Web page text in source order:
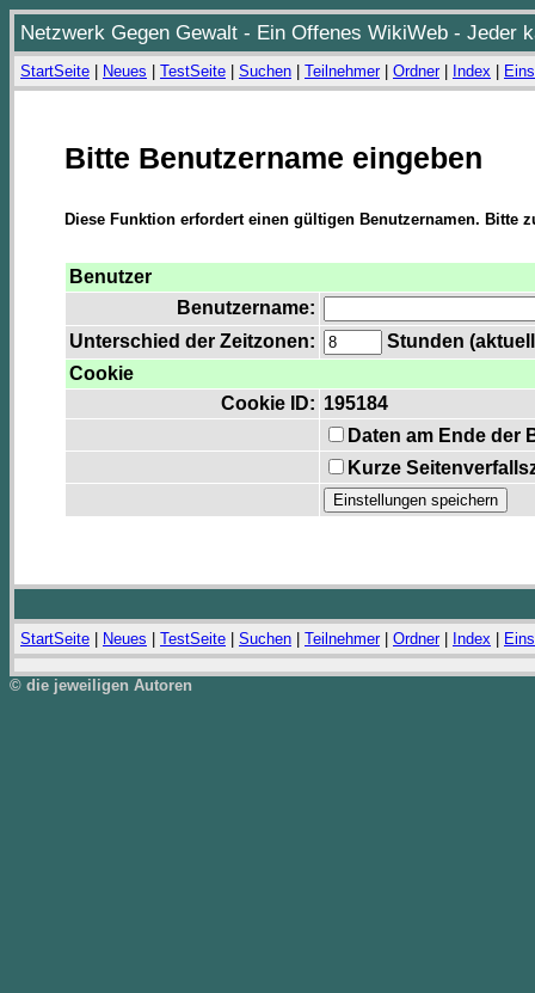
Netzwerk Gegen Gewalt - Ein Offenes WikiWeb - Jeder
StartSeite Neues TestSeite Suchen Teilnehmer| Ordner| Index
Bitte Benutzername eingeben
Diese Funktion erfordert einen gültigen Benutzernamen. Bitte
Benutzer
Benutzername:
Unterschied der Zeitzonen:
Stunden
Cookie
Cookie ID: 195184
Daten am Ende der
Kurze
StartSeite Neues TestSeite Suchen Teilnehmer| Ordner| Index
© die jeweiligen Autoren